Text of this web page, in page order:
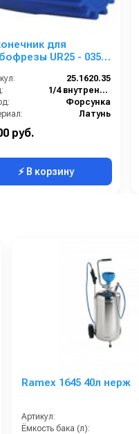
для
UR25 - 035;
25.1620.35
1/4 внутренняя резьба
Форсунка
Латунь
руб.
⚡ В корзину
Ramex 1645 40л нерж
Артикул:
Ёмкость бака (л):